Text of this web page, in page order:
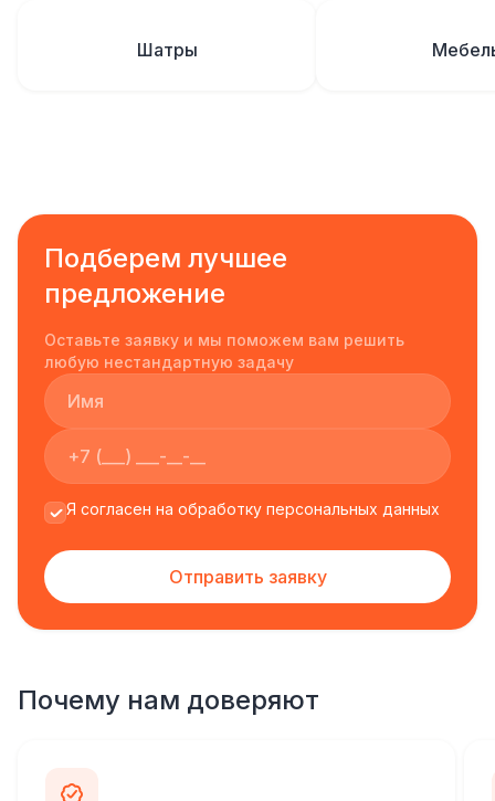
Шатры
Подберем лучшее
предложение
Оставьте заявку и мы поможем вам решить
любую нестандартную задачу
Я согласен на обработку персональных данных
Отправить заявку
Почему нам доверяют